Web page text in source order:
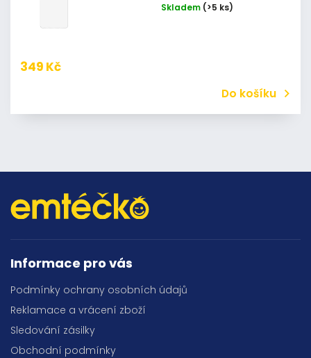
Skladem (>5 ks)
349 Kč
Do košíku
Informace pro vás
Podmínky ochrany osobních údajů
Reklamace a vrácení zboží
Sledování zásilky
Obchodní podmínky